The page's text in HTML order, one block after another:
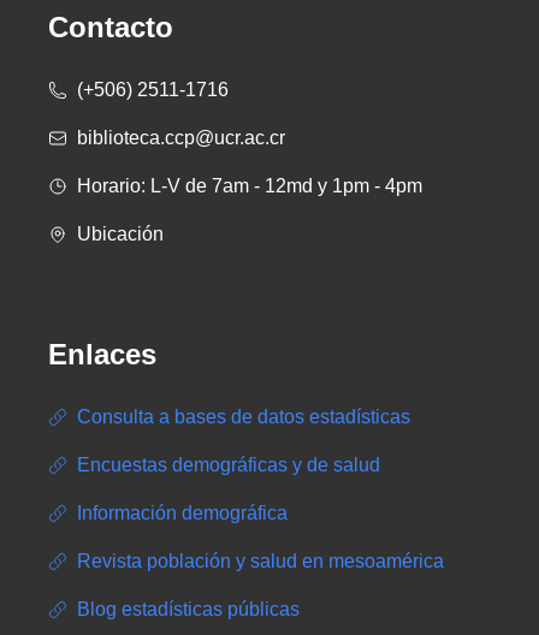
Contacto
(+506) 2511-1716
biblioteca.ccp@ucr.ac.cr
Horario: L-V de 7am - 12md y 1pm - 4pm
Ubicación
Enlaces
Consulta a bases de datos estadísticas
Encuestas demográficas y de salud
Información demográfica
Revista población y salud en mesoamérica
Blog estadísticas públicas